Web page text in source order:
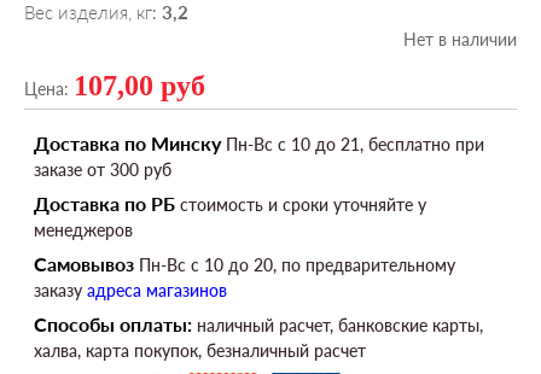
Вес изделия, кг: 3,2
Цена: 107,00 руб
Нет в наличии
Доставка по МинскуПн-Вс c 10 до 21, бесплатно при
заказе от 300 руб
Доставка по РБ стоимость и сроки уточняйте у
менеджеров
Самовывоз Пн-Вс c 10 до 20, по предварительному
заказу адреса магазинов
Способы оплаты: наличный расчет, банковские карты,
халва, карта покупок, безналичный расчет